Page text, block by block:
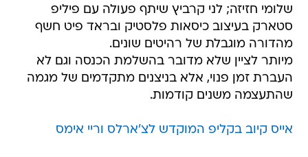
שלומי חזיזה; לני קרביץ שיתף פעולה עם פיליפ
סטארק בעיצוב כיסאות פלסטיק ובראד פיט חשף
מהדורה מוגבלת של רהיטים שונים.
מיותר לציין שלא מדובר בהשלמת הכנסה וגם לא
העברת זמן פנוי, אלא בניצנים מתקדמים של מגמה
שהתעצמה משנים קודמות.
אייס קיוב בקליפ המוקדש לצ'ארלס וריי אימס